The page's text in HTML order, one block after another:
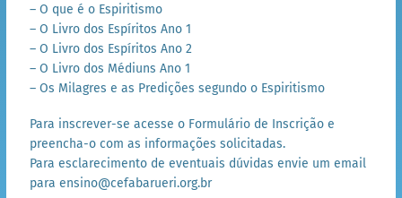
– O que é o Espiritismo
– O Livro dos Espíritos Ano 1
– O Livro dos Espíritos Ano 2
– O Livro dos Médiuns Ano 1
– Os Milagres e as Predições segundo o Espiritismo
Para inscrever-se acesse o Formulário de Inscrição e
preencha-o com as informações solicitadas.
Para esclarecimento de eventuais dúvidas envie um email
paraensino@cefabarueri.org.br